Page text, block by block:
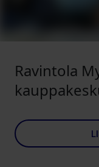
Ravintola